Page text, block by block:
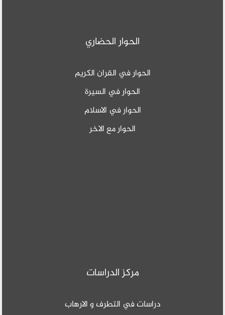
الحوار الحضاري
الحوار في القران الكريم
الحوار في السيرة
الحوار في الاسلام
الحوار مع الاخر
مركز الدراسات
دراسات في التطرف و الارهاب